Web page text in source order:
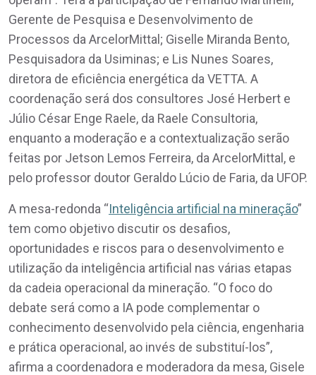
Gerente de Pesquisa e Desenvolvimento de
Processos da ArcelorMittal; Giselle Miranda Bento,
Pesquisadora da Usiminas; e Lis Nunes Soares,
diretora de eficiência energética da VETTA. A
coordenação será dos consultores José Herbert e
Júlio César Enge Raele, da Raele Consultoria,
enquanto a moderação e a contextualização serão
feitas por Jetson Lemos Ferreira, da ArcelorMittal, e
pelo professor doutor Geraldo Lúcio de Faria, da UFOP.
A mesa-redonda “Inteligência artificial na mineração”
tem como objetivo discutir os desafios,
oportunidades e riscos para o desenvolvimento e
utilização da inteligência artificial nas várias etapas
da cadeia operacional da mineração. “O foco do
debate será como a IA pode complementar o
conhecimento desenvolvido pela ciência, engenharia
e prática operacional, ao invés de substituí-los”,
afirma a coordenadora e moderadora da mesa, Gisele